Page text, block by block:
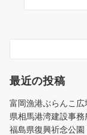
最近の投稿
富岡漁港ぶらんこ
県相馬港湾建設事務
福島県復興祈念公